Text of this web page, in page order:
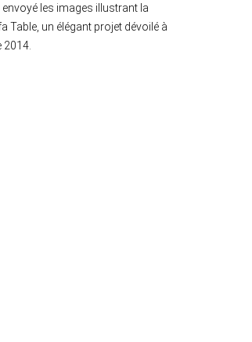
les images illustrant la
Table, un élégant projet dévoilé à
2014.